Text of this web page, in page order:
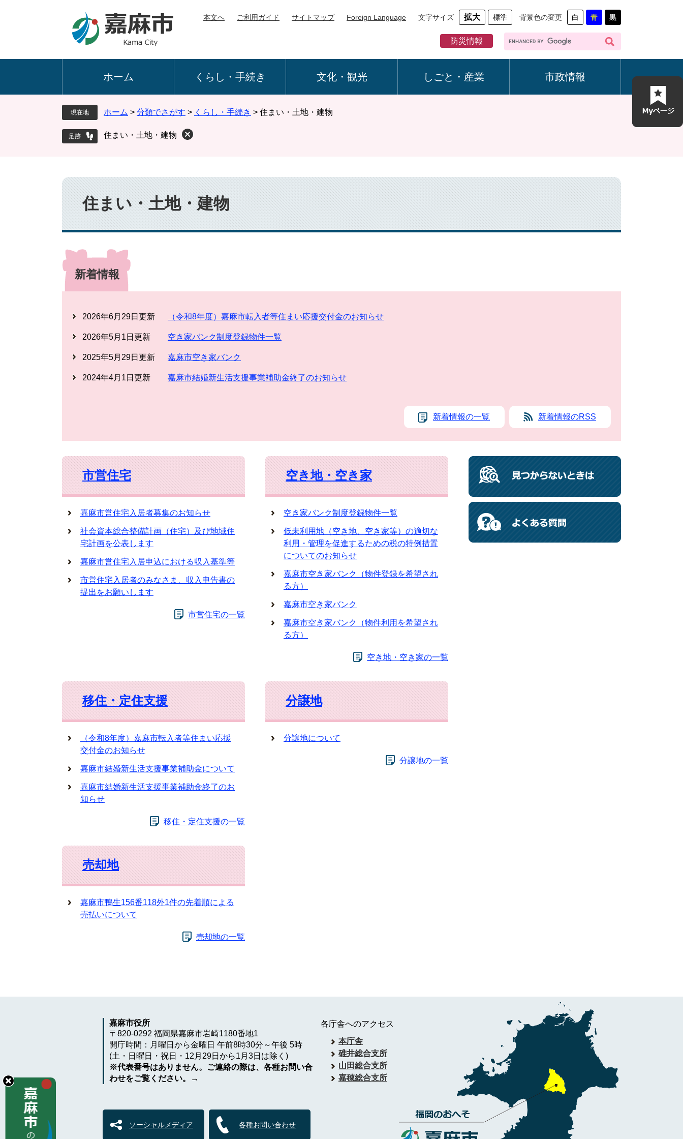
本文へ ご利用ガイド サイトマップ Foreign Language 文字サイズ 拡大 標準 背景色の変更 白 青 黒
防災情報
G
o
ホーム くらし・手続き 文化・観光 しごと・産業 市政情報
現在地 ホーム > 分類でさがす > くらし・手続き > 住まい・土地・建物
住まい・土地・建物
本
文
住まい・土地・建物
新着情報
2026年6月29日更新 （令和8年度）嘉麻市転入者等住まい応援交付金のお知らせ
2026年5月1日更新 空き家バンク制度登録物件一覧
2025年5月29日更新 嘉麻市空き家バンク
2024年4月1日更新 嘉麻市結婚新生活支援事業補助金終了のお知らせ
新着情報の一覧 新着情報のRSS
市営住宅
嘉麻市営住宅入居者募集のお知らせ
社会資本総合整備計画（住宅）及び地域住
宅計画を公表します
嘉麻市営住宅入居申込における収入基準等
市営住宅入居者のみなさま、収入申告書の
提出をお願いします
市営住宅の一覧
空き地・空き家
空き家バンク制度登録物件一覧
低未利用地（空き地、空き家等）の適切な
利用・管理を促進するための税の特例措置
についてのお知らせ
嘉麻市空き家バンク（物件登録を希望され
る方）
嘉麻市空き家バンク
嘉麻市空き家バンク（物件利用を希望され
る方）
空き地・空き家の一覧
移住・定住支援
（令和8年度）嘉麻市転入者等住まい応援
交付金のお知らせ
嘉麻市結婚新生活支援事業補助金について
嘉麻市結婚新生活支援事業補助金終了のお
知らせ
移住・定住支援の一覧
分譲地
分譲地について
分譲地の一覧
売却地
嘉麻市鴨生156番118外1件の先着順による
売払いについて
売却地の一覧
嘉麻市役所
〒820-0292 福岡県嘉麻市岩崎1180番地1
開庁時間：月曜日から金曜日 午前8時30分～午後 5時
(土・日曜日・祝日・12月29日から1月3日は除く)
※代表番号はありません。ご連絡の際は、各種お問い合
わせをご覧ください。→
ソーシャルメディア 各種お問い合わせ
各庁舎へのアクセス
本庁舎
碓井総合支所
山田総合支所
嘉穂総合支所